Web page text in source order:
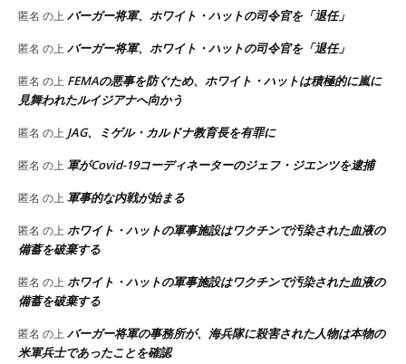
匿名 の上 バーガー将軍、ホワイト・ハットの司令官を「退任」
匿名 の上 バーガー将軍、ホワイト・ハットの司令官を「退任」
匿名 の上 FEMAの悪事を防ぐため、ホワイト・ハットは積極的に嵐に
見舞われたルイジアナへ向かう
匿名 の上 JAG、ミゲル・カルドナ教育長を有罪に
匿名 の上 軍がCovid-19コーディネーターのジェフ・ジエンツを逮捕
匿名 の上 軍事的な内戦が始まる
匿名 の上 ホワイト・ハットの軍事施設はワクチンで汚染された血液の
備蓄を破棄する
匿名 の上 ホワイト・ハットの軍事施設はワクチンで汚染された血液の
備蓄を破棄する
匿名 の上 バーガー将軍の事務所が、海兵隊に殺害された人物は本物の
米軍兵士であったことを確認